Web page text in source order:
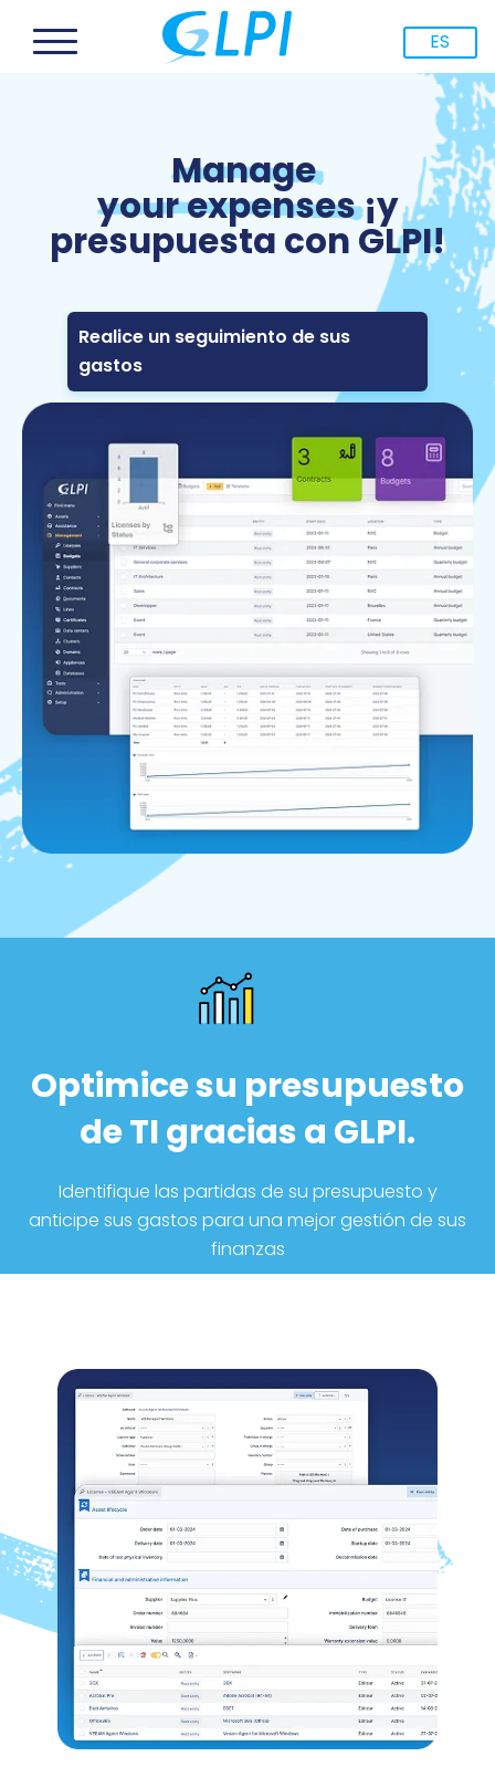
ES
Manage
your expenses¡y
presupuesta con GLPI!
Realice un seguimiento de sus
gastos
Optimice su presupuesto
de TI gracias a GLPI.
Identifique las partidas de su presupuesto y
anticipe sus gastos para una mejor gestión de sus
finanzas